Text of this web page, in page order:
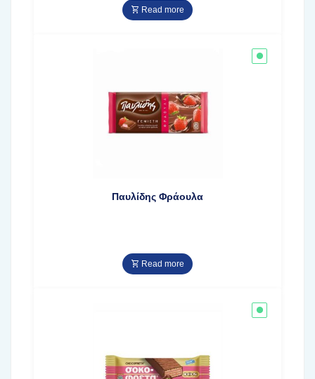
Read more
Παυλίδης Φράουλα
Read more